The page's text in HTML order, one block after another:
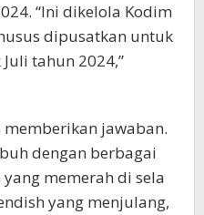
“Ini dikelola Kodim
dipusatkan untuk
tahun 2024,”
jawaban.
dengan berbagai
memerah di sela
yang menjulang,